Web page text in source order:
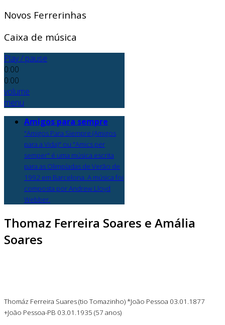
Novos Ferrerinhas
Caixa de música
Play / pause
0:00
0:00
volume
menu
Amigos para sempre
"Amigos Para Siempre (Amigos
para a Vida)" ou "Amics per
semper" é uma música escrita
para as Olimpíadas de Verão de
1992 em Barcelona. A música foi
composta por Andrew Lloyd
Webber.
Thomaz Ferreira Soares e Amália
Soares
Thomáz Ferreira Suares (tio Tomazinho) *João Pessoa 03.01.1877
+João Pessoa-PB 03.01.1935 (57 anos)